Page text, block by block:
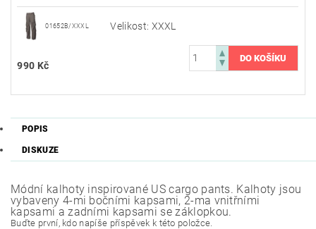
01652B/XXXL Velikost: XXXL
990 Kč
POPIS
DISKUZE
Módní kalhoty inspirované US cargo pants. Kalhoty jsou
vybaveny 4-mi bočními kapsami, 2-ma vnitřními
kapsami a zadními kapsami se záklopkou.
Buďte první, kdo napíše příspěvek k této položce.